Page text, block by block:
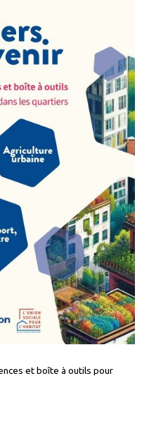
et boîte à outils pour